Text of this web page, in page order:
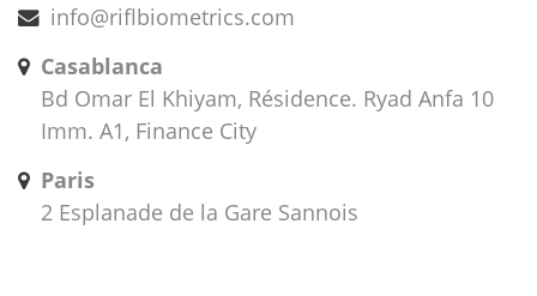
info@riflbiometrics.com
Casablanca
Bd Omar El Khiyam, Résidence. Ryad Anfa 10
Imm. A1, Finance City
Paris
2 Esplanade de la Gare Sannois